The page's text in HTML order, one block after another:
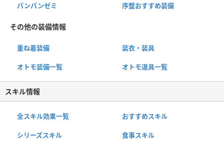
パンパンゼミ 序盤おすすめ装備
その他の装備情報
重ね着装備 装衣・装具
オトモ装備一覧 オトモ道具一覧
スキル情報
全スキル効果一覧 おすすめスキル
シリーズスキル 食事スキル